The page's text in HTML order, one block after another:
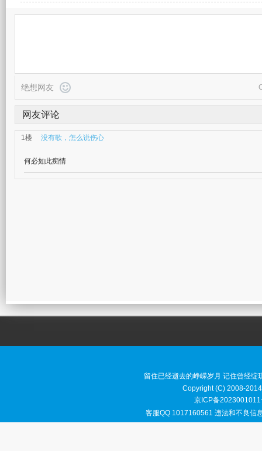
留住已经逝去的峥嵘岁月 记住曾经绽
Copyright (C) 2008-
京ICP备
客服QQ 1017160561 违法和不良信